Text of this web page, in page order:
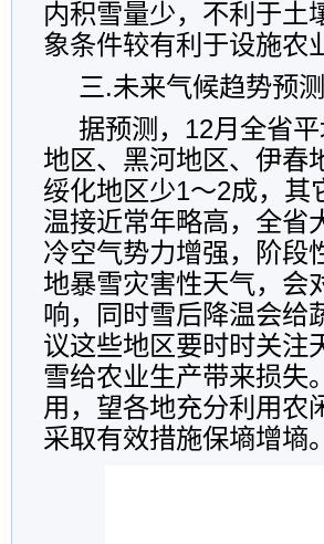
内积雪量少，不利于土
象条件较有利于设施农
三.未来气候趋势预
据预测， 12月全省
地区、黑河地区、伊春
绥化地区少1～2成，其
温接近常年略高，全省
冷空气势力增强，阶段
地暴雪灾害性天气，会
响，同时雪后降温会给
议这些地区要时时关注
雪给农业生产带来损失
用，望各地充分利用农
采取有效措施保墒增墒。